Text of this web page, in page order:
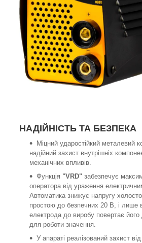
НАДІЙНІСТЬ ТА БЕЗПЕКА
Міцний ударостійкий металевий
надійний захист внутрішніх
механічних впливів.
Функція "VRD" забезпечує
оператора від ураження
Автоматика знижує напругу
простою до безпечних 20 В, і лише
електрода до виробу повертає його
для роботи значення.
У апараті реалізований захист від